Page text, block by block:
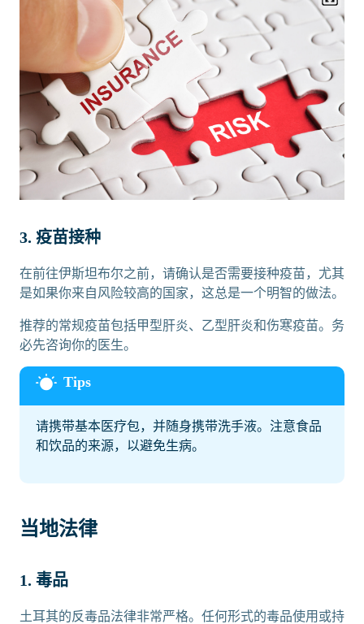
3. 疫苗接种
在前往伊斯坦布尔之前，请确认是否需要接种疫苗，尤其
是如果你来自风险较高的国家，这总是一个明智的做法。
推荐的常规疫苗包括甲型肝炎、乙型肝炎和伤寒疫苗。务
必先咨询你的医生。
请携带基本医疗包，并随身携带洗手液。注意食品
和饮品的来源，以避免生病。
当地法律
1. 毒品
土耳其的反毒品法律非常严格。任何形式的毒品使用或持